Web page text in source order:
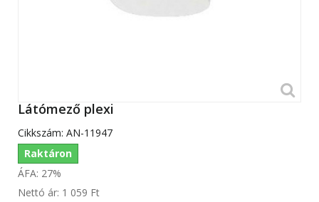
Látómező plexi
Cikkszám: AN-11947
Raktáron
ÁFA: 27%
Nettó ár: 1 059 Ft‎